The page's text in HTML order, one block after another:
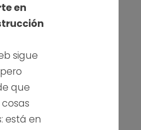
a
en
sigue
que
está en